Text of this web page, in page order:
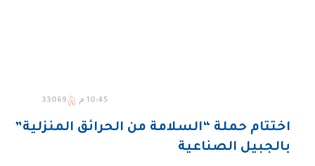
10:45 م 33069
اختتام حملة “السلامة من الحرائق المنزلية”
بالجبيل الصناعية